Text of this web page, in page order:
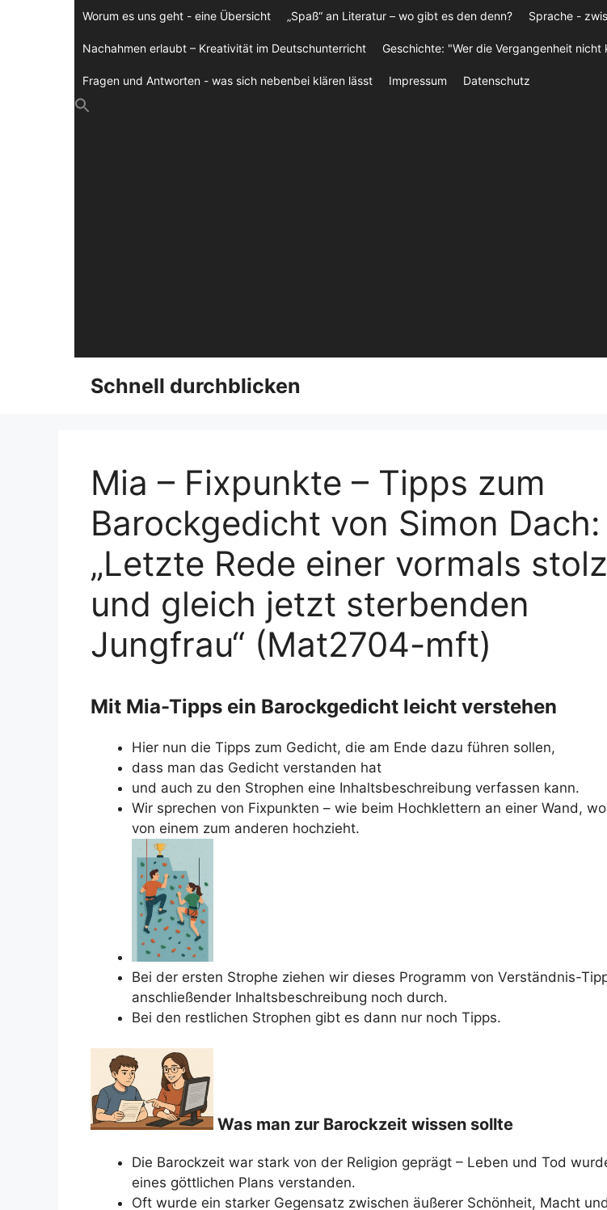
Worum es uns geht - eine Übersicht „Spaß“ an Literatur – wo gibt es den denn? Sprache -
Nachahmen erlaubt – Kreativität im Deutschunterricht Geschichte: "Wer die Vergangenheit nicht
Fragen und Antworten - was sich nebenbei klären lässt Impressum Datenschutz
Schnell durchblicken
Mia – Fixpunkte – Tipps zum
Barockgedicht von Simon Dach:
„Letzte Rede einer vormals
und gleich jetzt sterbenden
Jungfrau“ (Mat2704-mft)
Mit Mia-Tipps ein Barockgedicht leicht verstehen
Hier nun die Tipps zum Gedicht, die am Ende dazu führen sollen,
dass man das Gedicht verstanden hat
und auch zu den Strophen eine Inhaltsbeschreibung verfassen kann.
Wir sprechen von Fixpunkten – wie beim Hochklettern an einer Wand,
von einem zum anderen hochzieht.
Bei der ersten Strophe ziehen wir dieses Programm von Verständnis-
anschließender Inhaltsbeschreibung noch durch.
Bei den restlichen Strophen gibt es dann nur noch Tipps.
Was man zur Barockzeit wissen sollte
Die Barockzeit war stark von der Religion geprägt – Leben und Tod
eines göttlichen Plans verstanden.
Oft wurde ein starker Gegensatz zwischen äußerer Schönheit, Macht